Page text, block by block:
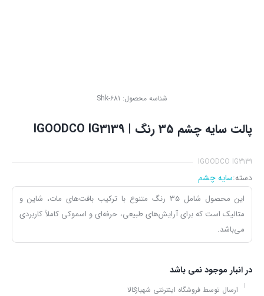
شناسه محصول: Shk-681
پالت سایه چشم 35 رنگ | IGOODCO IG3139
IGOODCO IG3139
دسته:سایه چشم
این محصول شامل 35 رنگ متنوع با ترکیب بافت‌های مات، شاین و
متالیک است که برای آرایش‌های طبیعی، حرفه‌ای و اسموکی کاملاً کاربردی
می‌باشد.
در انبار موجود نمی باشد
ارسال توسط فروشگاه اینترنتی شهبازکالا